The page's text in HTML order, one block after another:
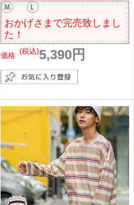
おかげさまで完売致しまし
た！
価格 5,390円
(税込)